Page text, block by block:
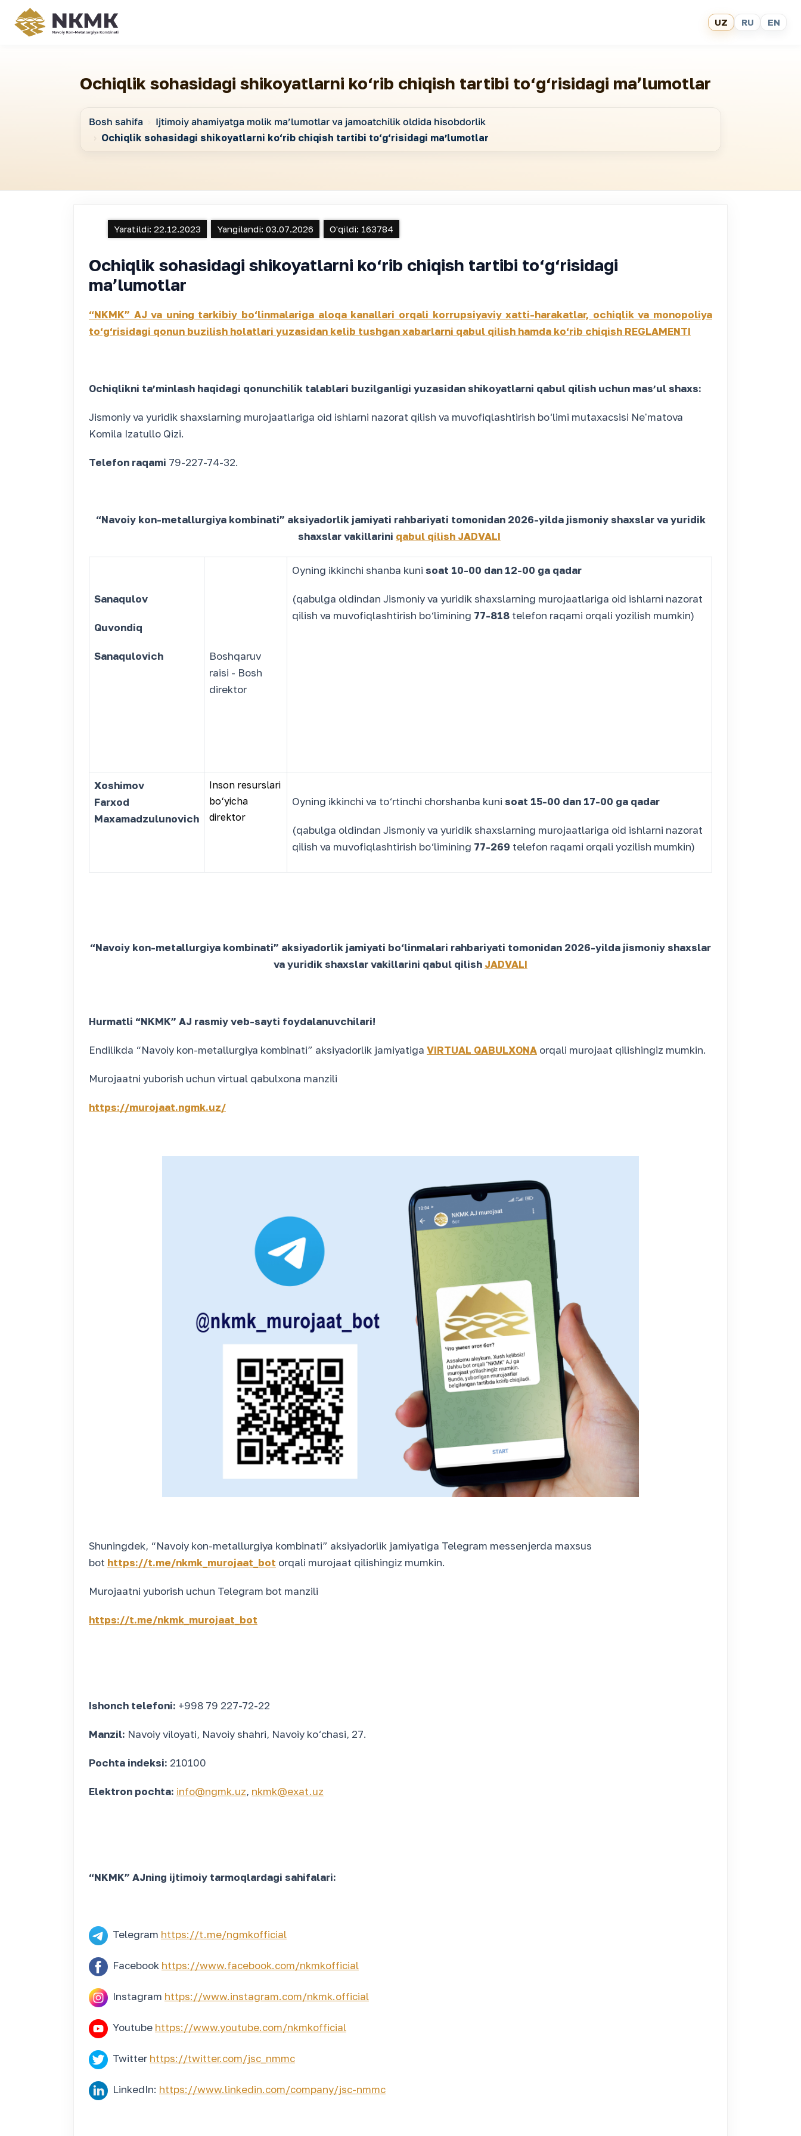
UZ RU EN
Ochiqlik sohasidagi shikoyatlarni ko‘rib chiqish tartibi to‘g‘risidagi maʼlumotlar
Bosh sahifa
Ijtimoiy ahamiyatga molik maʼlumotlar va jamoatchilik oldida hisobdorlik
Ochiqlik sohasidagi shikoyatlarni ko‘rib chiqish tartibi to‘g‘risidagi maʼlumotlar
Yaratildi: 22.12.2023 Yangilandi: 03.07.2026 O'qildi: 163784
Ochiqlik sohasidagi shikoyatlarni ko‘rib chiqish tartibi to‘g‘risidagi
maʼlumotlar
“NKMK” AJ va uning tarkibiy bo‘linmalariga aloqa kanallari orqali korrupsiyaviy xatti-harakatlar, ochiqlik va monopoliya
to‘g‘risidagi qonun buzilish holatlari yuzasidan kelib tushgan xabarlarni qabul qilish hamda ko‘rib chiqish REGLAMENTI
Ochiqlikni taʼminlash haqidagi qonunchilik talablari buzilganligi yuzasidan shikoyatlarni qabul qilish uchun masʼul shaxs:
Jismoniy va yuridik shaxslarning murojaatlariga oid ishlarni nazorat qilish va muvofiqlashtirish bo‘limi mutaxacsisi Ne'matova
Komila Izatullo Qizi.
Telefon raqami 79-227-74-32.
“Navoiy kon-metallurgiya kombinati” aksiyadorlik jamiyati rahbariyati tomonidan 2026-yilda jismoniy shaxslar va yuridik
shaxslar vakillarini qabul qilish JADVALI
Sanaqulov
Quvondiq
Sanaqulovich
Boshqaruv
raisi - Bosh
direktor
Oyning ikkinchi shanba kuni soat 10-00 dan 12-00 ga qadar
(qabulga oldindan Jismoniy va yuridik shaxslarning murojaatlariga oid ishlarni nazorat
qilish va muvofiqlashtirish bo‘limining 77-818 telefon raqami orqali yozilish mumkin)
Xoshimov
Farxod
Maxamadzulunovich
Inson resurslari
bo‘yicha
direktor
Oyning ikkinchi va to‘rtinchi chorshanba kuni soat 15-00 dan 17-00 ga qadar
(qabulga oldindan Jismoniy va yuridik shaxslarning murojaatlariga oid ishlarni nazorat
qilish va muvofiqlashtirish bo‘limining 77-269 telefon raqami orqali yozilish mumkin)
“Navoiy kon-metallurgiya kombinati” aksiyadorlik jamiyati bo‘linmalari rahbariyati tomonidan 2026-yilda jismoniy shaxslar
va yuridik shaxslar vakillarini qabul qilish JADVALI
Hurmatli “NKMK” AJ rasmiy veb-sayti foydalanuvchilari!
Endilikda “Navoiy kon-metallurgiya kombinati” aksiyadorlik jamiyatiga VIRTUAL QABULXONA orqali murojaat qilishingiz mumkin.
Murojaatni yuborish uchun virtual qabulxona manzili
https://murojaat.ngmk.uz/
Shuningdek, “Navoiy kon-metallurgiya kombinati” aksiyadorlik jamiyatiga Telegram messenjerda maxsus
bot https://t.me/nkmk_murojaat_bot orqali murojaat qilishingiz mumkin.
Murojaatni yuborish uchun Telegram bot manzili
https://t.me/nkmk_murojaat_bot
Ishonch telefoni: +998 79 227-72-22
Manzil: Navoiy viloyati, Navoiy shahri, Navoiy ko‘chasi, 27.
Pochta indeksi: 210100
Elektron pochta: info@ngmk.uz, nkmk@exat.uz
“NKMK” AJning ijtimoiy tarmoqlardagi sahifalari:
Telegram https://t.me/ngmkofficial
Facebook https://www.facebook.com/nkmkofficial
Instagram https://www.instagram.com/nkmk.official
Youtube https://www.youtube.com/nkmkofficial
Twitter https://twitter.com/jsc_nmmc
LinkedIn: https://www.linkedin.com/company/jsc-nmmc